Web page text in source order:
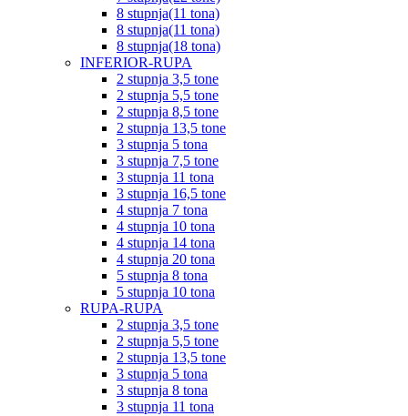
8 stupnja(11 tona)
8 stupnja(11 tona)
8 stupnja(18 tona)
INFERIOR-RUPA
2 stupnja 3,5 tone
2 stupnja 5,5 tone
2 stupnja 8,5 tone
2 stupnja 13,5 tone
3 stupnja 5 tona
3 stupnja 7,5 tone
3 stupnja 11 tona
3 stupnja 16,5 tone
4 stupnja 7 tona
4 stupnja 10 tona
4 stupnja 14 tona
4 stupnja 20 tona
5 stupnja 8 tona
5 stupnja 10 tona
RUPA-RUPA
2 stupnja 3,5 tone
2 stupnja 5,5 tone
2 stupnja 13,5 tone
3 stupnja 5 tona
3 stupnja 8 tona
3 stupnja 11 tona